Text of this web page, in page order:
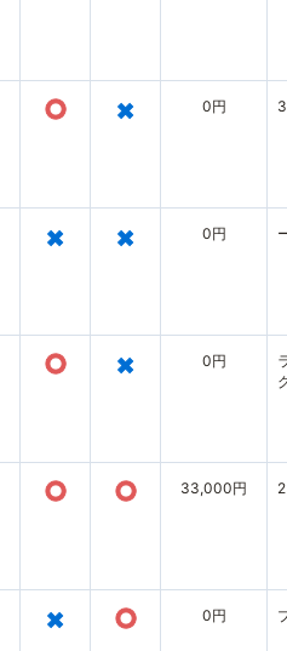
○ × 0円
× × 0円
○ × 0円
○ ○ 33,000円
× ○ 0円